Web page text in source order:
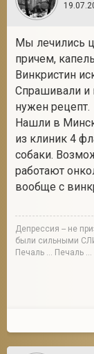
Мы лечились
причем,
Винкристин
Спрашивали и
нужен рецепт.
Нашли в
из клиник 4
собаки.
работают
вообще с
Депрессия -- не
были сильными
Печаль ... Печаль ...